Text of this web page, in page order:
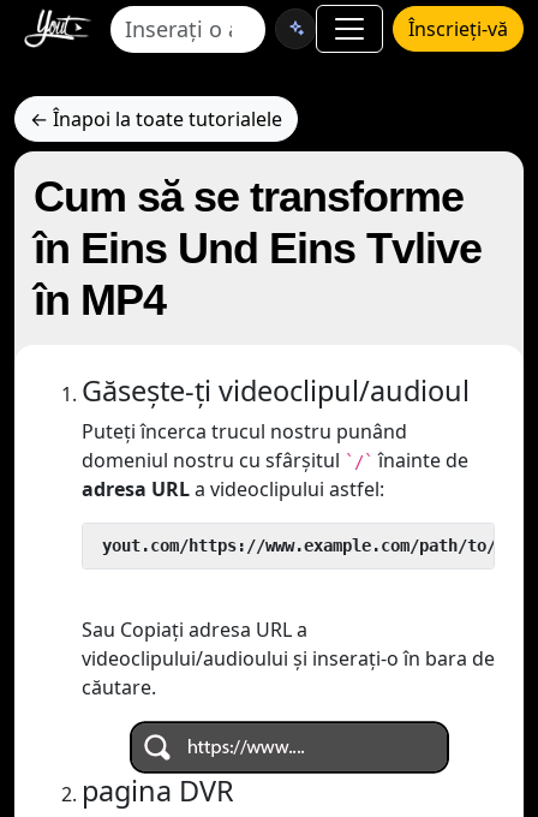
Înscrieți-vă
← Înapoi la toate tutorialele
Cum să se transforme
în Eins Und Eins Tvlive
în MP4
Găsește-ți videoclipul/audioul
Puteți încerca trucul nostru punând
domeniul nostru cu sfârșitul `/` înainte de
adresa URLa videoclipului astfel:
yout.com/https://www.example.com/path/to/
Sau Copiați adresa URL a
videoclipului/audioului și inserați-o în bara de
căutare.
pagina DVR